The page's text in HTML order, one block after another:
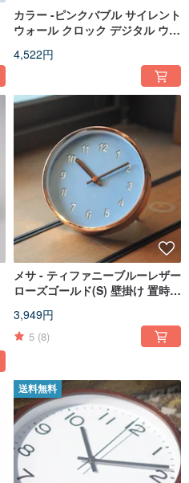
カラー -ピンクバブル サイレント
ウォール クロック デジタル ウォ
4,522円
メサ - ティファニーブルーレザー
ローズゴールド(S) 壁掛け 置時計
のデザイン
3,949円
5 (8)
送料無料